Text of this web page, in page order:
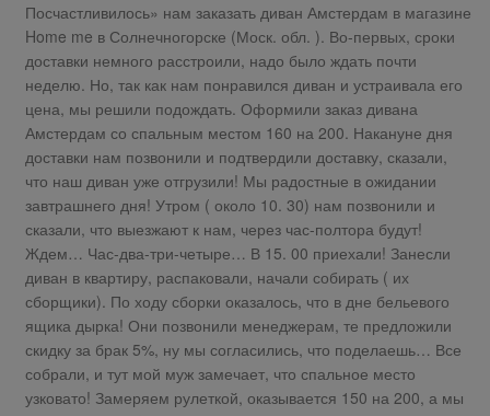
Посчастливилось» нам заказать диван Амстердам в магазине
Home me в Солнечногорске (Моск. обл. ). Во-первых, сроки
доставки немного расстроили, надо было ждать почти
неделю. Но, так как нам понравился диван и устраивала его
цена, мы решили подождать. Оформили заказ дивана
Амстердам со спальным местом 160 на 200. Накануне дня
доставки нам позвонили и подтвердили доставку, сказали,
что наш диван уже отгрузили! Мы радостные в ожидании
завтрашнего дня! Утром ( около 10. 30) нам позвонили и
сказали, что выезжают к нам, через час-полтора будут!
Ждем… Час-два-три-четыре… В 15. 00 приехали! Занесли
диван в квартиру, распаковали, начали собирать ( их
сборщики). По ходу сборки оказалось, что в дне бельевого
ящика дырка! Они позвонили менеджерам, те предложили
скидку за брак 5%, ну мы согласились, что поделаешь… Все
собрали, и тут мой муж замечает, что спальное место
узковато! Замеряем рулеткой, оказывается 150 на 200, а мы